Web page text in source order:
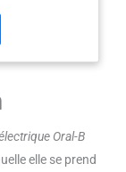
jusqu’à 100
en plus par
à dents
3 modes de
Plus
produit 1:
d’inspiration
Oral-B
elle se prend